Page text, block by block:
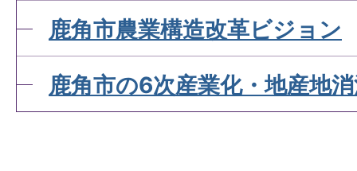
鹿角市農業構造改革ビジョン
鹿角市の6次産業化・地産地